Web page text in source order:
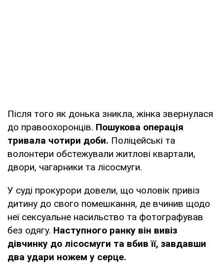
Після того як донька зникла, жінка звернулася
до правоохоронців. Пошукова операція
тривала чотири доби. Поліцейські та
волонтери обстежували житлові квартали,
двори, чагарники та лісосмуги.
У суді прокурори довели, що чоловік привіз
дитину до свого помешкання, де вчинив щодо
неї сексуальне насильство та фотографував
без одягу. Наступного ранку він вивіз
дівчинку до лісосмуги та вбив її, завдавши
два удари ножем у серце.